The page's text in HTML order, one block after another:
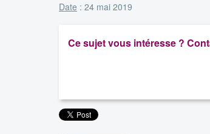
Date : 24 mai 2019
Ce sujet vous intéresse ?